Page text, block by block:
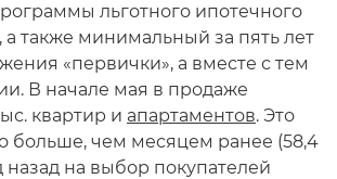
льготного ипотечного
а также минимальный за пять лет
«первички», а вместе с тем
В начале мая в продаже
квартир и апартаментов. Это
больше, чем месяцем ранее (58,4
назад на выбор покупателей